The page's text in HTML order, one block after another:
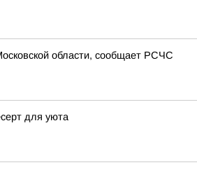
области, сообщает РСЧС
для уюта